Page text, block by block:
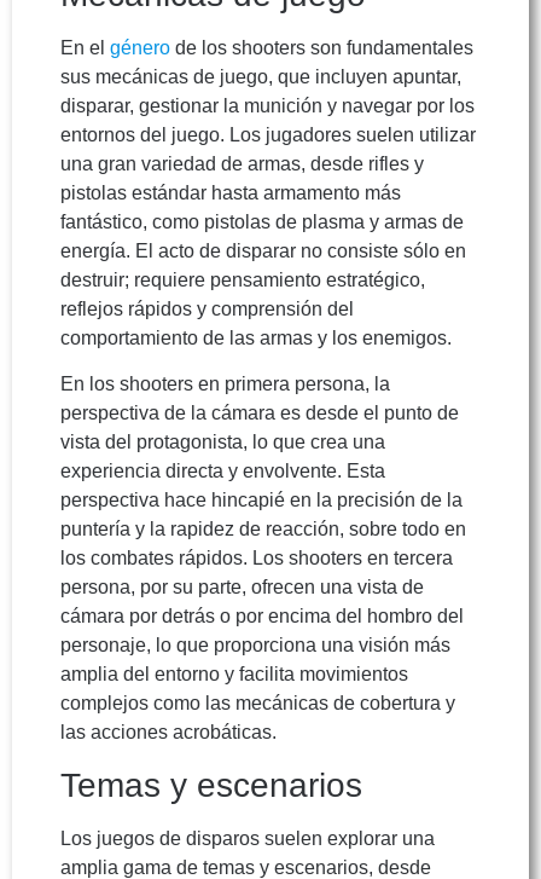
En el género de los shooters son fundamentales
sus mecánicas de juego, que incluyen apuntar,
disparar, gestionar la munición y navegar por los
entornos del juego. Los jugadores suelen utilizar
una gran variedad de armas, desde rifles y
pistolas estándar hasta armamento más
fantástico, como pistolas de plasma y armas de
energía. El acto de disparar no consiste sólo en
destruir; requiere pensamiento estratégico,
reflejos rápidos y comprensión del
comportamiento de las armas y los enemigos.
En los shooters en primera persona, la
perspectiva de la cámara es desde el punto de
vista del protagonista, lo que crea una
experiencia directa y envolvente. Esta
perspectiva hace hincapié en la precisión de la
puntería y la rapidez de reacción, sobre todo en
los combates rápidos. Los shooters en tercera
persona, por su parte, ofrecen una vista de
cámara por detrás o por encima del hombro del
personaje, lo que proporciona una visión más
amplia del entorno y facilita movimientos
complejos como las mecánicas de cobertura y
las acciones acrobáticas.
Temas y escenarios
Los juegos de disparos suelen explorar una
amplia gama de temas y escenarios, desde